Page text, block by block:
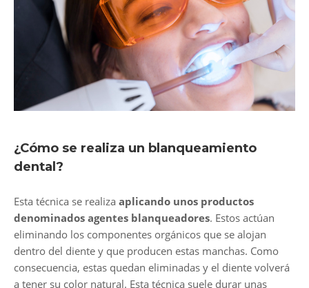
¿Cómo se realiza un blanqueamiento
dental?
Esta técnica se realiza aplicando unos productos
denominados agentes blanqueadores. Estos actúan
eliminando los componentes orgánicos que se alojan
dentro del diente y que producen estas manchas. Como
consecuencia, estas quedan eliminadas y el diente volverá
a tener su color natural. Esta técnica suele durar unas